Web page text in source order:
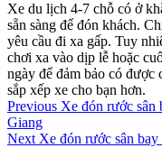
Xe du lịch 4-7 chỗ có ở
sẵn sàng để đón khách.
yêu cầu đi xa gấp. Tuy
chơi xa vào dịp lễ hoặc
ngày để đảm bảo có được
sắp xếp xe cho bạn hơn.
Previous Xe đón rước sân
Giang
Next Xe đón rước sân